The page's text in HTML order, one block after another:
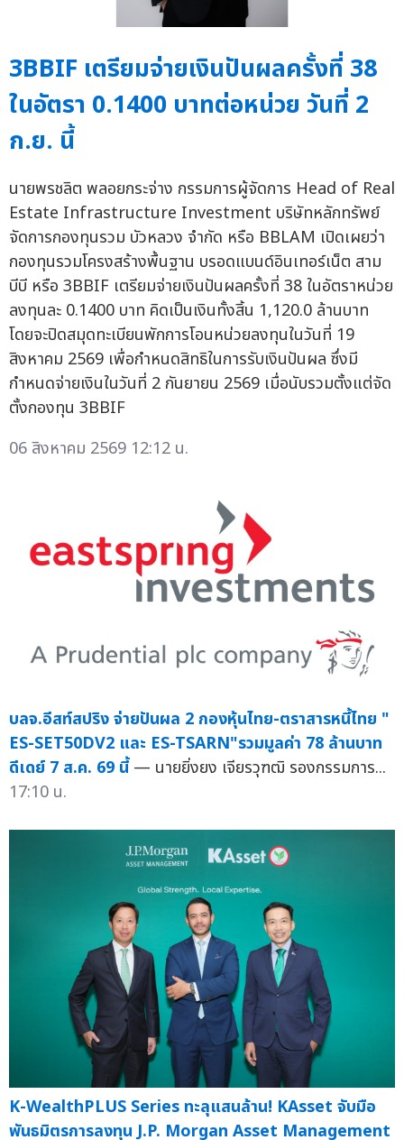
3BBIF เตรียมจ่ายเงินปันผลครั้งที่ 38
ในอัตรา 0.1400 บาทต่อหน่วย วันที่ 2
ก.ย. นี้
นายพรชลิต พลอยกระจ่าง กรรมการผู้จัดการ Head of Real
Estate Infrastructure Investment บริษัทหลักทรัพย์
จัดการกองทุนรวม บัวหลวง จำกัด หรือ BBLAM เปิดเผยว่า
กองทุนรวมโครงสร้างพื้นฐาน บรอดแบนด์อินเทอร์เน็ต สาม
บีบี หรือ 3BBIF เตรียมจ่ายเงินปันผลครั้งที่ 38 ในอัตราหน่วย
ลงทุนละ 0.1400 บาท คิดเป็นเงินทั้งสิ้น 1,120.0 ล้านบาท
โดยจะปิดสมุดทะเบียนพักการโอนหน่วยลงทุนในวันที่ 19
สิงหาคม 2569 เพื่อกำหนดสิทธิในการรับเงินปันผล ซึ่งมี
กำหนดจ่ายเงินในวันที่ 2 กันยายน 2569 เมื่อนับรวมตั้งแต่จัด
ตั้งกองทุน 3BBIF
06 สิงหาคม 2569 12:12 น.
บลจ.อีสท์สปริง จ่ายปันผล 2 กองหุ้นไทย-ตราสารหนี้ไทย "
ES-SET50DV2 และ ES-TSARN"รวมมูลค่า 78 ล้านบาท
ดีเดย์ 7 ส.ค. 69 นี้ — นายยิ่งยง เจียรวุฑฒิ รองกรรมการ...
17:10 น.
K-WealthPLUS Series ทะลุแสนล้าน! KAsset จับมือ
พันธมิตรการลงทุน J.P. Morgan Asset Management